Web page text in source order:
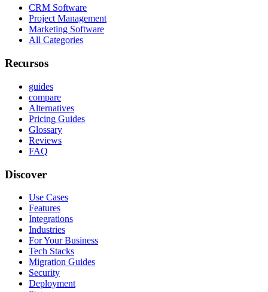
CRM Software
Project Management
Marketing Software
All Categories
Recursos
guides
compare
Alternatives
Pricing Guides
Glossary
Reviews
FAQ
Discover
Use Cases
Features
Integrations
Industries
For Your Business
Tech Stacks
Migration Guides
Security
Deployment